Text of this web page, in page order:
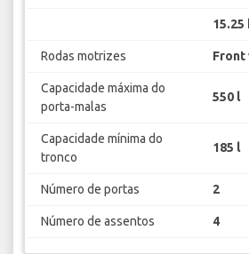
15.25
Rodas motrizes Front
Capacidade máxima do
porta-malas
550 l
Capacidade mínima do
tronco
185 l
Número de portas 2
Número de assentos 4